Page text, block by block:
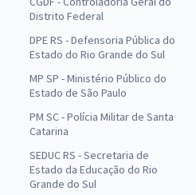
Distrito Federal
DPE RS - Defensoria Pública do
Estado do Rio Grande do Sul
MP SP - Ministério Público do
Estado de São Paulo
PM SC - Polícia Militar de Santa
Catarina
SEDUC RS - Secretaria de
Estado da Educação do Rio
Grande do Sul